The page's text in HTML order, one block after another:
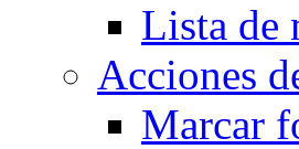
Lista de
Acciones
Marcar